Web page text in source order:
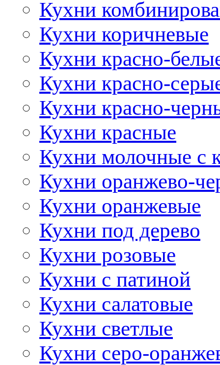
Кухни
Кухни коричневые
Кухни красно-
Кухни красно-
Кухни красно-
Кухни красные
Кухни молочные с
Кухни оранжево-
Кухни оранжевые
Кухни под дерево
Кухни розовые
Кухни с патиной
Кухни салатовые
Кухни светлые
Кухни серо-